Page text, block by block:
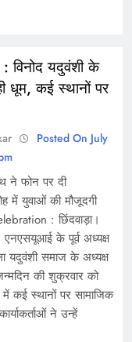
विनोद यदुवंशी के
धूम, कई स्थानों पर
Posted On July
ने फोन पर दी
में युवाओं की मौजूदगी
: छिंदवाड़ा।
एनएसयूआई के पूर्व अध्यक्ष
यदुवंशी समाज के अध्यक्ष
की शुक्रवार को
कई स्थानों पर सामाजिक
ने उन्हें